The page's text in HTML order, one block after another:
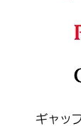
ギャッ